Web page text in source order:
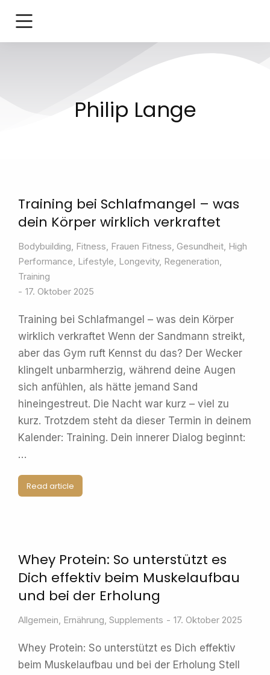
Philip Lange
Training bei Schlafmangel – was
dein Körper wirklich verkraftet
Bodybuilding, Fitness, Frauen Fitness, Gesundheit, High
Performance, Lifestyle, Longevity, Regeneration,
Training
17. Oktober 2025
Training bei Schlafmangel – was dein Körper
wirklich verkraftet Wenn der Sandmann streikt,
aber das Gym ruft Kennst du das? Der Wecker
klingelt unbarmherzig, während deine Augen
sich anfühlen, als hätte jemand Sand
hineingestreut. Die Nacht war kurz – viel zu
kurz. Trotzdem steht da dieser Termin in deinem
Kalender: Training. Dein innerer Dialog beginnt:
…
Read article
Whey Protein: So unterstützt es
Dich effektiv beim Muskelaufbau
und bei der Erholung
Allgemein, Ernährung, Supplements 17. Oktober 2025
Whey Protein: So unterstützt es Dich effektiv
beim Muskelaufbau und bei der Erholung Stell